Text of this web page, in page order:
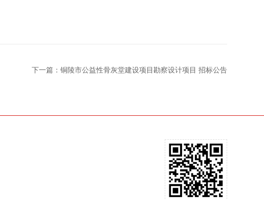
下一篇：铜陵市公益性骨灰堂建设项目勘察设计项目 招标公告